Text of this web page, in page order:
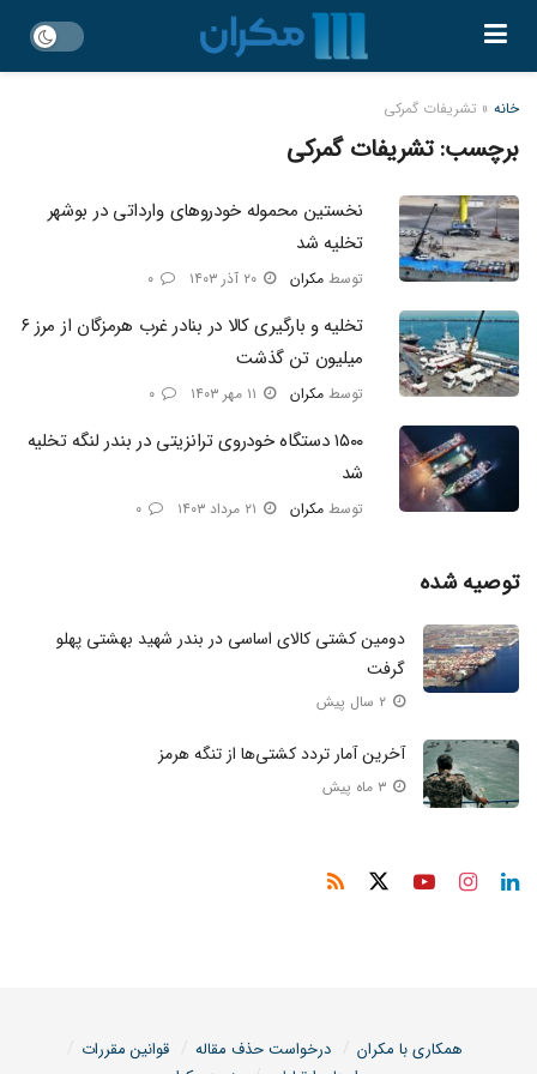
خانه » تشریفات گمرکی
برچسب:تشریفات گمرکی
نخستین محموله خودروهای وارداتی در بوشهر
تخلیه شد
توسط مکران
تخلیه و بارگیری کالا در بنادر غرب هرمزگان از مرز ۶
میلیون تن گذشت
توسط مکران
۱۵۰۰ دستگاه خودروی ترانزیتی در بندر لنگه تخلیه
شد
توسط مکران
توصیه شده
دومین کشتی کالای اساسی در بندر شهید بهشتی پهلو
گرفت
آخرین آمار تردد کشتی‌ها از تنگه هرمز
همکاری با مکران درخواست حذف مقاله
قوانین مقررات